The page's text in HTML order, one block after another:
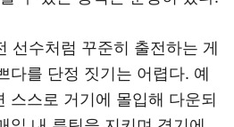
선수처럼 꾸준히 출전하는 게
다를 단정 짓기는 어렵다. 예
스스로 거기에 몰입해 다운되